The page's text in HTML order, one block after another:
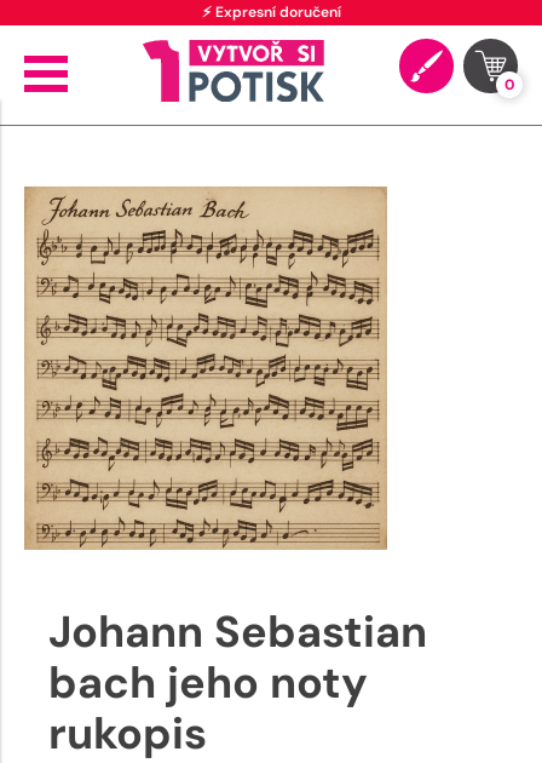
⚡ Expresní doručení
0
Johann Sebastian
bach jeho noty
rukopis